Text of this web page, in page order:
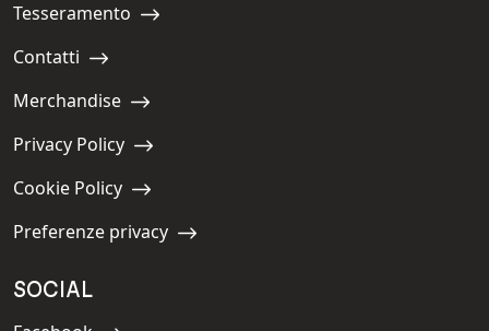
Navigate to:
Tesseramento
Navigate to:
Contatti
Navigate to:
Merchandise
Navigate to:
Privacy Policy
Navigate to:
Cookie Policy
Navigate to:
Preferenze privacy
SOCIAL